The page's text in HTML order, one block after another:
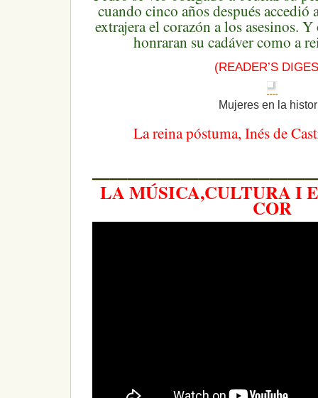
cuando cinco años después accedió
extrajera el corazón a los asesinos.
honraran su cadáver como a
(READER’S
Mujeres en la
La reina póstuma, Inés de
LA MÚSICA,CULTURA I
COR